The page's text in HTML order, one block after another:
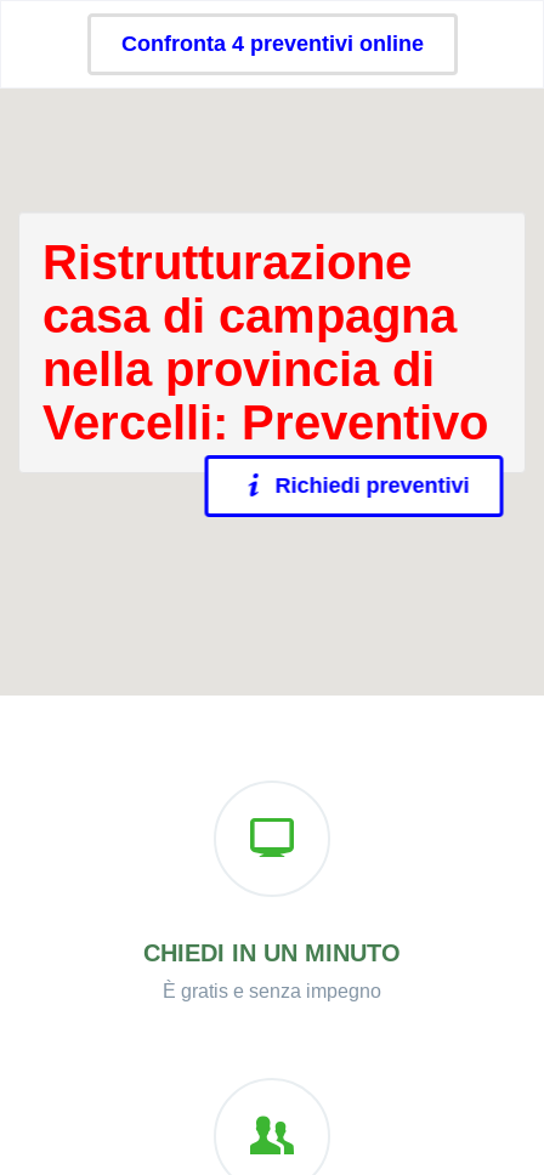
Confronta 4 preventivi online
Ristrutturazione
casa di campagna
nella provincia di
Vercelli: Preventivo
Richiedi preventivi
CHIEDI IN UN MINUTO
È gratis e senza impegno